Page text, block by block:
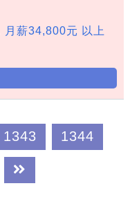
月薪34,800元 以上
1343 1344